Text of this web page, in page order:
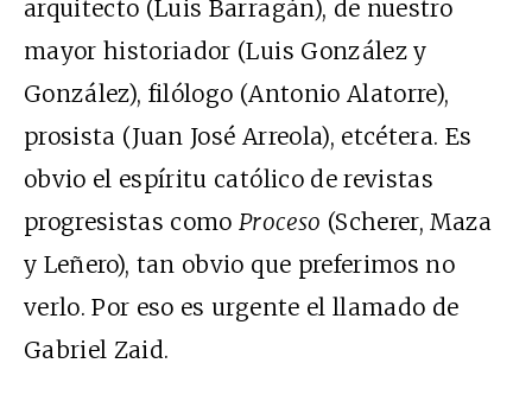
arquitecto (Luis Barragán), de nuestro
mayor historiador (Luis González y
González), filólogo (Antonio Alatorre),
prosista (Juan José Arreola), etcétera. Es
obvio el espíritu católico de revistas
progresistas comoProceso (Scherer, Maza
y Leñero), tan obvio que preferimos no
verlo. Por eso es urgente el llamado de
Gabriel Zaid.